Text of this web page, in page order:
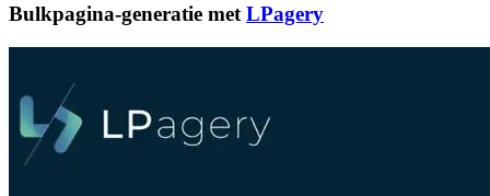
Bulkpagina-generatie met LPagery